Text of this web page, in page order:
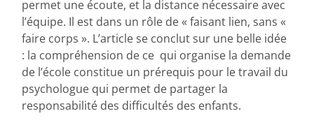
permet une écoute, et la distance nécessaire avec
l’équipe. Il est dans un rôle de « faisant lien, sans «
faire corps ». L’article se conclut sur une belle idée
: la compréhension de ce qui organise la demande
de l’école constitue un prérequis pour le travail du
psychologue qui permet de partager la
responsabilité des difficultés des enfants.